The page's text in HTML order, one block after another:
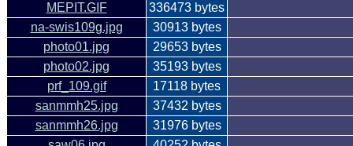
MEPIT.GIF
336473 bytes
na-swis109g.jpg
30913 bytes
photo01.jpg
29653 bytes
photo02.jpg
35193 bytes
prf_109.gif
17118 bytes
sanmmh25.jpg
37432 bytes
sanmmh26.jpg
31976 bytes